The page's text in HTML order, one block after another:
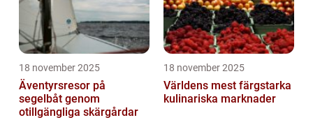
18 november 2025
Äventyrsresor på
segelbåt genom
otillgängliga skärgårdar
18 november 2025
Världens mest färgstarka
kulinariska marknader